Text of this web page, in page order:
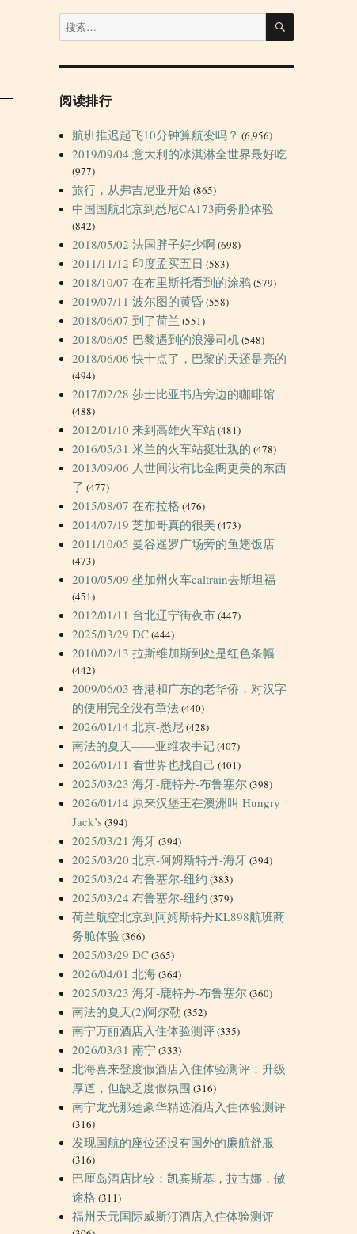
搜
索：
搜
阅读排行
航班推迟起飞10分钟算航变吗？ (6,956)
2019/09/04 意大利的冰淇淋全世界最好吃
(977)
旅行，从弗吉尼亚开始(865)
中国国航北京到悉尼CA173商务舱体验
(842)
2018/05/02 法国胖子好少啊(698)
2011/11/12 印度孟买五日 (583)
2018/10/07 在布里斯托看到的涂鸦(579)
2019/07/11 波尔图的黄昏(558)
2018/06/07 到了荷兰 (551)
2018/06/05 巴黎遇到的浪漫司机(548)
2018/06/06 快十点了，巴黎的天还是亮的
(494)
2017/02/28 莎士比亚书店旁边的咖啡馆
(488)
2012/01/10 来到高雄火车站(481)
2016/05/31 米兰的火车站挺壮观的 (478)
2013/09/06 人世间没有比金阁更美的东西
了 (477)
2015/08/07 在布拉格 (476)
2014/07/19 芝加哥真的很美 (473)
2011/10/05 曼谷暹罗广场旁的鱼翅饭店
(473)
2010/05/09 坐加州火车caltrain去斯坦福
(451)
2012/01/11 台北辽宁街夜市(447)
2025/03/29 DC(444)
2010/02/13 拉斯维加斯到处是红色条幅
(442)
2009/06/03 香港和广东的老华侨，对汉字
的使用完全没有章法(440)
2026/01/14 北京-悉尼(428)
南法的夏天——亚维农手记(407)
2026/01/11 看世界也找自己 (401)
2025/03/23 海牙-鹿特丹-布鲁塞尔(398)
2026/01/14 原来汉堡王在澳洲叫 Hungry
Jack’s (394)
2025/03/21 海牙(394)
2025/03/20 北京-阿姆斯特丹-海牙(394)
2025/03/24 布鲁塞尔-纽约 (383)
2025/03/24 布鲁塞尔-纽约 (379)
荷兰航空北京到阿姆斯特丹KL898航班商
务舱体验 (366)
2025/03/29 DC(365)
2026/04/01 北海(364)
2025/03/23 海牙-鹿特丹-布鲁塞尔(360)
南法的夏天(2)阿尔勒 (352)
南宁万丽酒店入住体验测评(335)
2026/03/31 南宁 (333)
北海喜来登度假酒店入住体验测评：升级
厚道，但缺乏度假氛围 (316)
南宁龙光那莲豪华精选酒店入住体验测评
(316)
发现国航的座位还没有国外的廉航舒服
(316)
巴厘岛酒店比较：凯宾斯基，拉古娜，傲
途格 (311)
福州天元国际威斯汀酒店入住体验测评